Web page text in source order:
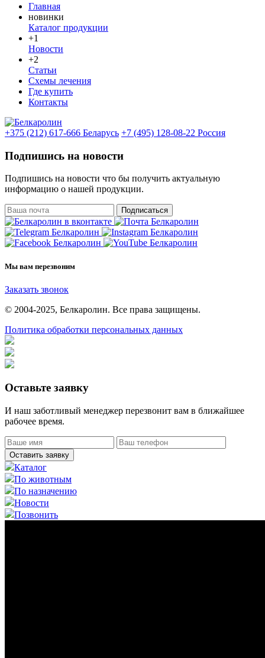
Главная
новинки
Каталог продукции
+1
Новости
+2
Статьи
Схемы лечения
Где купить
Контакты
+375 (212) 617-666 Беларусь +7 (495) 128-08-22 Россия
Подпишись на новости
Подпишись на новости что бы получить актуальную
информацию о нашей продукции.
Подписаться
Мы вам перезвоним
Заказать звонок
© 2004-2025, Белкаролин. Все права защищены.
Политика обработки персональных данных
Оставьте заявку
И наш заботливый менеджер перезвонит вам в ближайшее
рабочее время.
Оставить заявку
Каталог
По животным
По назначению
Новости
Позвонить